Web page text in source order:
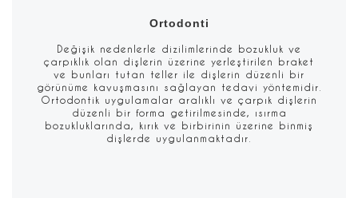
Ortodonti
Değişik nedenlerle dizilimlerinde bozukluk ve
çarpıklık olan dişlerin üzerine yerleştirilen braket
ve bunları tutan teller ile dişlerin düzenli bir
görünüme kavuşmasını sağlayan tedavi yöntemidir.
Ortodontik uygulamalar aralıklı ve çarpık dişlerin
düzenli bir forma getirilmesinde, ısırma
bozukluklarında, kırık ve birbirinin üzerine binmiş
dişlerde uygulanmaktadır.